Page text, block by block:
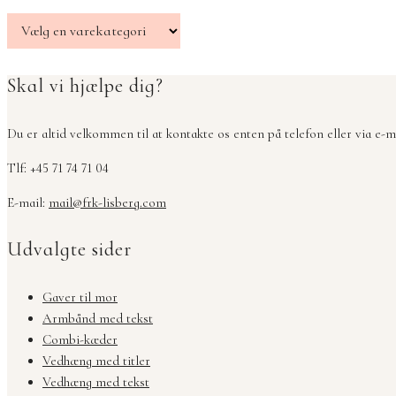
Skal vi hjælpe dig?
Du er altid velkommen til at kontakte os enten på telefon eller via e-
Tlf: +45 71 74 71 04
E-mail: mail@frk-lisberg.com
Udvalgte sider
Gaver til mor
Armbånd med tekst
Combi-kæder
Vedhæng med titler
Vedhæng med tekst